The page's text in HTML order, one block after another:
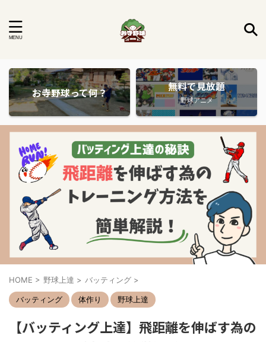
お寺野球って何？ 無料で見放題
野球アニメ
HOME > 野球上達 > バッティング >
バッティング 体作り 野球上達
【バッティング上達】飛距離を伸ばす為の